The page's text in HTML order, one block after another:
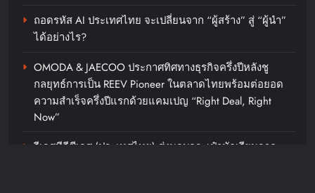
ฮ็อบไม่ไหว! “ฝ้าย-อะตอม” แจก
ในงาน FAYEATOM 1ST FAN
MEETING ‘CALL ME BOSS’ IN
MANILA
ถอดรหัส AI ประเทศไทย จะเปลี่ยนจาก “ผู้สร้าง” สู่ “ผู้นำ”
ได้อย่างไร?
OMODA & JAECOO ประกาศทิศทางธุรกิจครึ่งปีหลังชู
กลยุทธ์การเป็น REEV Pioneer ในตลาดไทยพร้อมต่อยอด
ความสำเร็จครึ่งปีแรกด้วยแคมเปญ “Right Deal, Right
Now”
วีเอสทีอีซีเอส (ประเทศไทย) ส่งมอบกระเป๋านักเรียนจาก